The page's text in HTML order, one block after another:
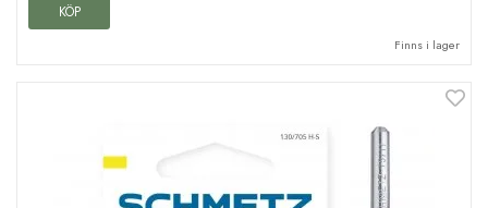
KÖP
Finns i lager